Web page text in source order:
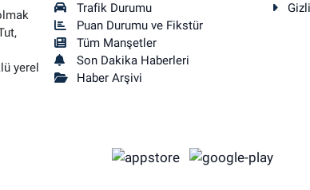
yerel
Trafik Durumu
Puan Durumu ve Fikstür
Tüm Manşetler
Son Dakika Haberleri
Haber Arşivi